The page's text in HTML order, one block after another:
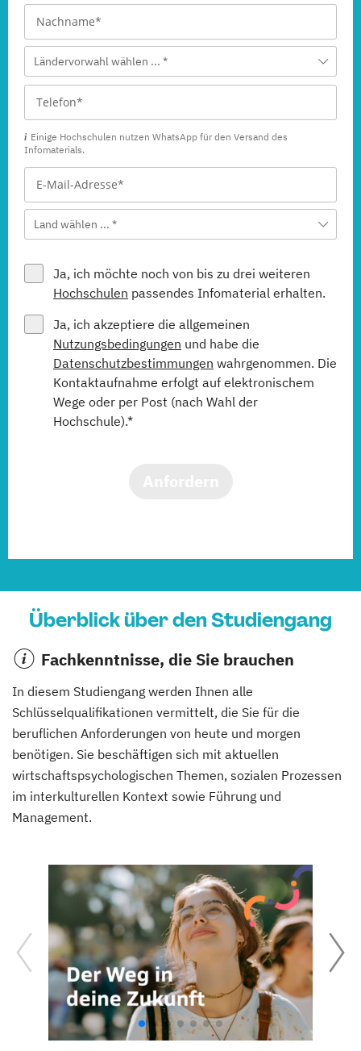
Ländervorwahl wählen ... *
Einige Hochschulen nutzen WhatsApp für den Versand des
Infomaterials.
Land wählen ... *
Ja, ich möchte noch von bis zu drei weiteren
Hochschulen passendes Infomaterial erhalten.
Ja, ich akzeptiere die allgemeinen
Nutzungsbedingungen und habe die
Datenschutzbestimmungen wahrgenommen. Die
Kontaktaufnahme erfolgt auf elektronischem
Wege oder per Post (nach Wahl der
Hochschule).*
Überblick über den Studiengang
Fachkenntnisse, die Sie brauchen
In diesem Studiengang werden Ihnen alle
Schlüsselqualifikationen vermittelt, die Sie für die
beruflichen Anforderungen von heute und morgen
benötigen. Sie beschäftigen sich mit aktuellen
wirtschaftspsychologischen Themen, sozialen Prozessen
im interkulturellen Kontext sowie Führung und
Management.